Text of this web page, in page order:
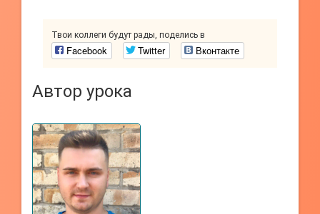
Твои коллеги будут рады, поделись в
Facebook Twitter Вконтакте
Автор урока